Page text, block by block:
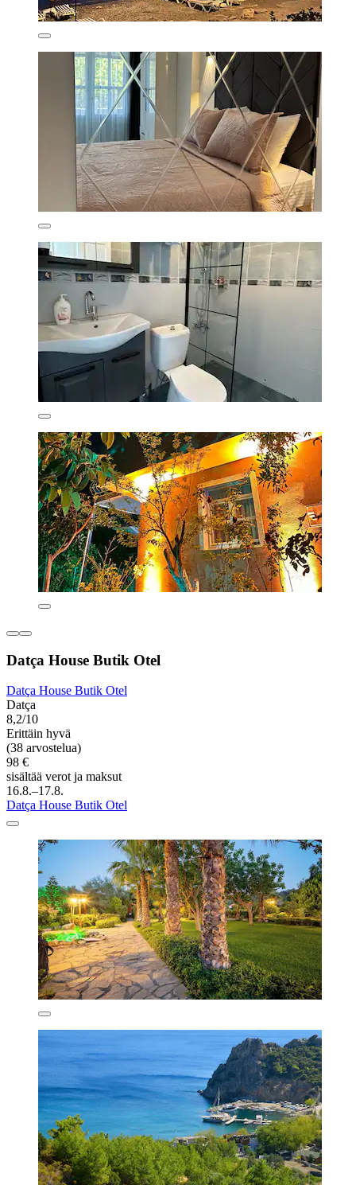
Datça House Butik Otel
Datça House Butik Otel
Datça
8,2/10
Erittäin hyvä
(38 arvostelua)
98 €
sisältää verot ja maksut
16.8.–17.8.
Datça House Butik Otel